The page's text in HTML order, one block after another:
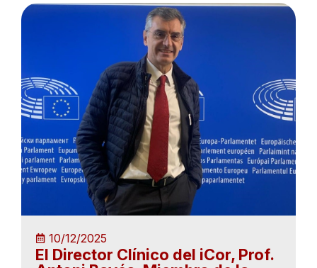
10/12/2025
El Director Clínico del iCor, Prof.